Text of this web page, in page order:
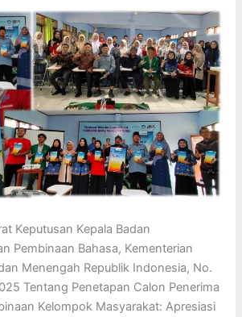
Keputusan Kepala Badan
Pembinaan Bahasa, Kementerian
Menengah Republik Indonesia, No.
Tentang Penetapan Calon Penerima
Kelompok Masyarakat: Apresiasi